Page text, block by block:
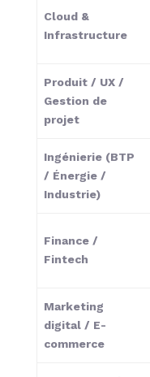
Cloud &
Infrastructure
Produit / UX /
Gestion de
projet
Ingénierie (BTP
/ Énergie /
Industrie)
Finance /
Fintech
Marketing
digital / E-
commerce